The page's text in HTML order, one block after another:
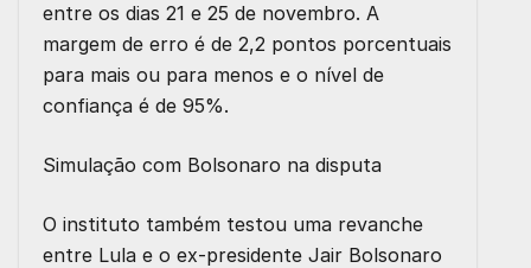
entre os dias 21 e 25 de novembro. A
margem de erro é de 2,2 pontos porcentuais
para mais ou para menos e o nível de
confiança é de 95%.
Simulação com Bolsonaro na disputa
O instituto também testou uma revanche
entre Lula e o ex-presidente Jair Bolsonaro